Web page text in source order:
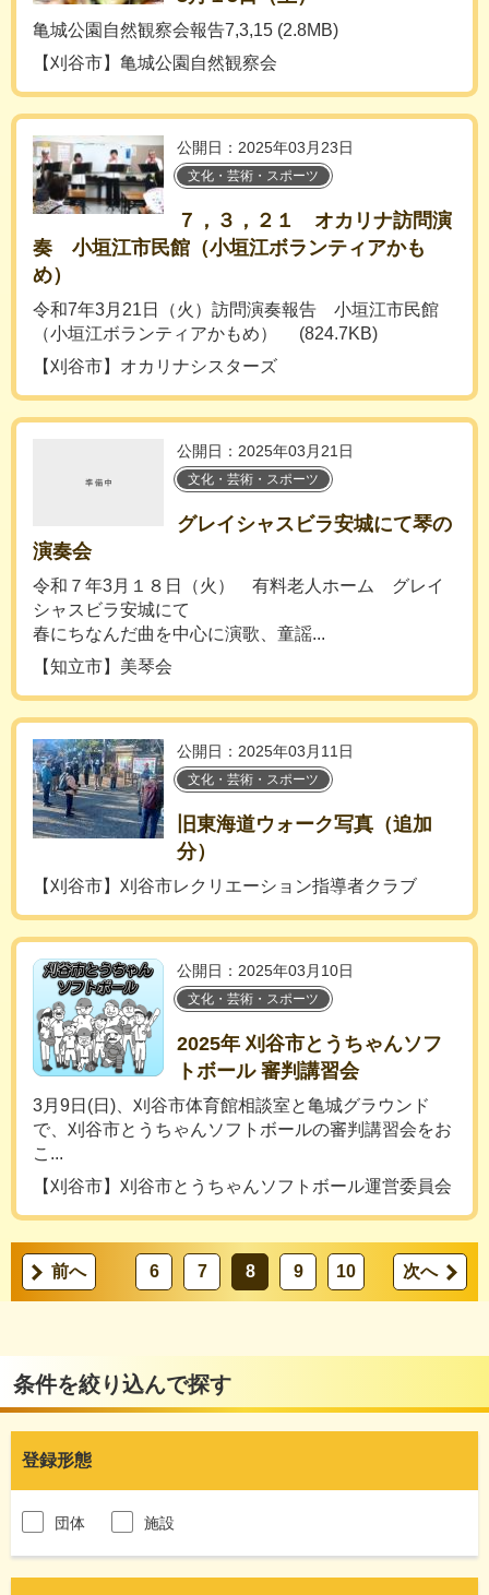
亀城公園自然観察会報告7,3,15 (2.8MB)
【刈谷市】亀城公園自然観察会
公開日：2025年03月23日
文化・芸術・スポーツ
７，３，２１ オカリナ訪問演
奏 小垣江市民館（小垣江ボランティアかも
め）
令和7年3月21日（火）訪問演奏報告 小垣江市民館
（小垣江ボランティアかもめ） (824.7KB)
【刈谷市】オカリナシスターズ
公開日：2025年03月21日
文化・芸術・スポーツ
グレイシャスビラ安城にて琴の
演奏会
令和７年3月１８日（火） 有料老人ホーム グレイ
シャスビラ安城にて
春にちなんだ曲を中心に演歌、童謡...
【知立市】美琴会
公開日：2025年03月11日
文化・芸術・スポーツ
旧東海道ウォーク写真（追加
分）
【刈谷市】刈谷市レクリエーション指導者クラブ
公開日：2025年03月10日
文化・芸術・スポーツ
2025年 刈谷市とうちゃんソフ
トボール 審判講習会
3月9日(日)、刈谷市体育館相談室と亀城グラウンド
で、刈谷市とうちゃんソフトボールの審判講習会をお
こ...
【刈谷市】刈谷市とうちゃんソフトボール運営委員会
前へ 6 7 8 9 10 次へ
条件を絞り込んで探す
登録形態
団体 施設